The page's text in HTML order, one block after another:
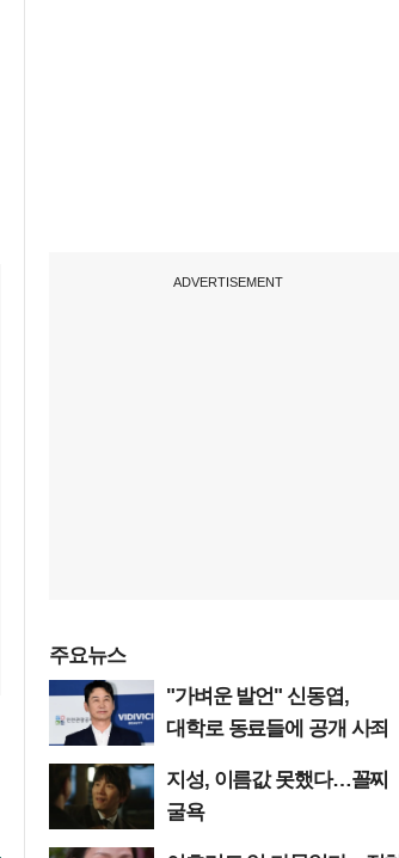
ADVERTISEMENT
주요뉴스
"가벼운 발언" 신동엽,
대학로 동료들에 공개 사죄
지성, 이름값 못했다…꼴찌
굴욕